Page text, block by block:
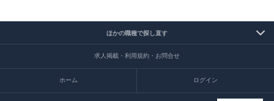
ほかの職種で探し直す
求人掲載・利用規約・お問合せ
ホーム ログイン